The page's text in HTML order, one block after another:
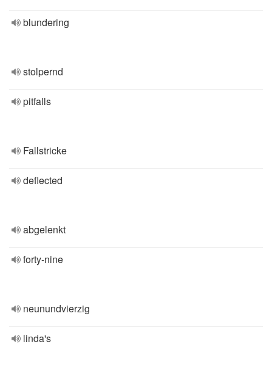
blundering
stolpernd
pitfalls
Fallstricke
deflected
abgelenkt
forty-nine
neunundvierzig
linda's